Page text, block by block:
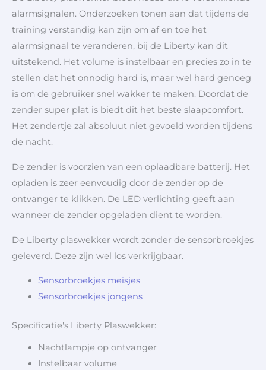
alarmsignalen. Onderzoeken tonen aan dat tijdens de
training verstandig kan zijn om af en toe het
alarmsignaal te veranderen, bij de Liberty kan dit
uitstekend. Het volume is instelbaar en precies zo in te
stellen dat het onnodig hard is, maar wel hard genoeg
is om de gebruiker snel wakker te maken. Doordat de
zender super plat is biedt dit het beste slaapcomfort.
Het zendertje zal absoluut niet gevoeld worden tijdens
de nacht.
De zender is voorzien van een oplaadbare batterij. Het
opladen is zeer eenvoudig door de zender op de
ontvanger te klikken. De LED verlichting geeft aan
wanneer de zender opgeladen dient te worden.
De Liberty plaswekker wordt zonder de sensorbroekjes
geleverd. Deze zijn wel los verkrijgbaar.
Sensorbroekjes meisjes
Sensorbroekjes jongens
Specificatie's Liberty Plaswekker:
Nachtlampje op ontvanger
Instelbaar volume